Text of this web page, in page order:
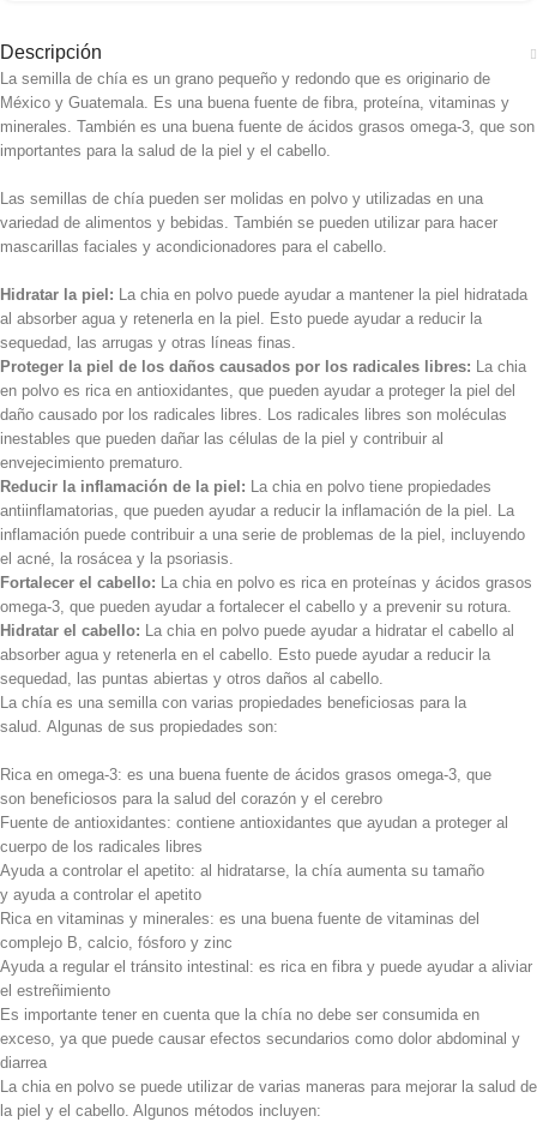
Descripción
La semilla de chía es un grano pequeño y redondo que es originario de
México y Guatemala. Es una buena fuente de fibra, proteína, vitaminas y
minerales. También es una buena fuente de ácidos grasos omega-3, que son
importantes para la salud de la piel y el cabello.
Las semillas de chía pueden ser molidas en polvo y utilizadas en una
variedad de alimentos y bebidas. También se pueden utilizar para hacer
mascarillas faciales y acondicionadores para el cabello.
Hidratar la piel: La chia en polvo puede ayudar a mantener la piel hidratada
al absorber agua y retenerla en la piel. Esto puede ayudar a reducir la
sequedad, las arrugas y otras líneas finas.
Proteger la piel de los daños causados por los radicales libres: La chia
en polvo es rica en antioxidantes, que pueden ayudar a proteger la piel del
daño causado por los radicales libres. Los radicales libres son moléculas
inestables que pueden dañar las células de la piel y contribuir al
envejecimiento prematuro.
Reducir la inflamación de la piel: La chia en polvo tiene propiedades
antiinflamatorias, que pueden ayudar a reducir la inflamación de la piel. La
inflamación puede contribuir a una serie de problemas de la piel, incluyendo
el acné, la rosácea y la psoriasis.
Fortalecer el cabello: La chia en polvo es rica en proteínas y ácidos grasos
omega-3, que pueden ayudar a fortalecer el cabello y a prevenir su rotura.
Hidratar el cabello: La chia en polvo puede ayudar a hidratar el cabello al
absorber agua y retenerla en el cabello. Esto puede ayudar a reducir la
sequedad, las puntas abiertas y otros daños al cabello.
La chía es una semilla con varias propiedades beneficiosas para la
salud. Algunas de sus propiedades son:
Rica en omega-3: es una buena fuente de ácidos grasos omega-3, que
son beneficiosos para la salud del corazón y el cerebro
Fuente de antioxidantes: contiene antioxidantes que ayudan a proteger al
cuerpo de los radicales libres
Ayuda a controlar el apetito: al hidratarse, la chía aumenta su tamaño
y ayuda a controlar el apetito
Rica en vitaminas y minerales: es una buena fuente de vitaminas del
complejo B, calcio, fósforo y zinc
Ayuda a regular el tránsito intestinal: es rica en fibra y puede ayudar a aliviar
el estreñimiento
Es importante tener en cuenta que la chía no debe ser consumida en
exceso, ya que puede causar efectos secundarios como dolor abdominal y
diarrea
La chia en polvo se puede utilizar de varias maneras para mejorar la salud de
la piel y el cabello. Algunos métodos incluyen: